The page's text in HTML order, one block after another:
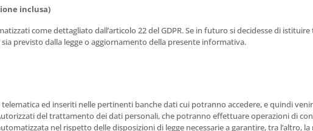
inclusa)
come dettagliato dall’articolo 22 del GDPR. Se in futuro si decidesse di istituire
previsto dalla legge o aggiornamento della presente informativa.
ed inseriti nelle pertinenti banche dati cui potranno accedere, e quindi
del trattamento dei dati personali, che potranno effettuare operazioni di
nel rispetto delle disposizioni di legge necessarie a garantire, tra l’altro, la